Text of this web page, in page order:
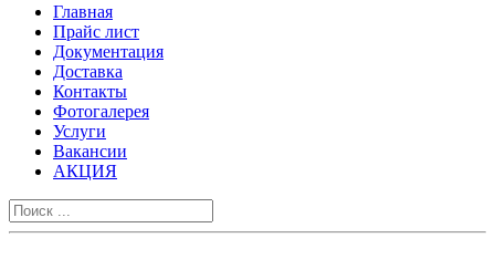
Главная
Прайс лист
Документация
Доставка
Контакты
Фотогалерея
Услуги
Вакансии
АКЦИЯ